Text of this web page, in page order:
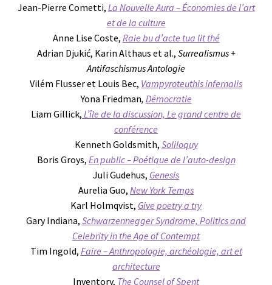
Jean-Pierre Cometti, La Nouvelle Aura – Économies de l’art
et de la culture
Anne Lise Coste, Raie bu d’acte tua lit thé
Adrian Djukić, Karin Althaus et al., Surrealismus +
Antifaschismus Antologie
Vilém Flusser et Louis Bec, Vampyroteuthis infernalis
Yona Friedman, Démocratie
Liam Gillick, L’île de la discussion, Le grand centre de
conférence
Kenneth Goldsmith, Soliloquy
Boris Groys, En public – Poétique de l’auto-design
Juli Gudehus, Genesis
Aurelia Guo, New York Temps
Karl Holmqvist, Give poetry a try
Gary Indiana, Schwarzennegger Syndrome, Politics and
Celebrity in the Age of Contempt
Tim Ingold, Faire – Anthropologie, archéologie, art et
architecture
Inventory, The Counsel of Spent